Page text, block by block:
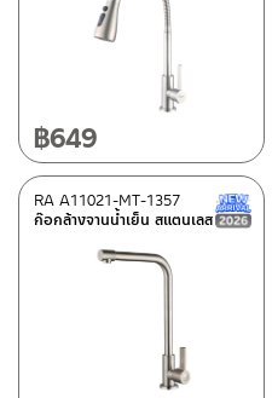
PAINI-fittings
Rasland-fittings
Special tags
REVERSE COLLECTION(5)
New Arrival สินค้าใหม่ ปี 2026
Normal stock level
฿649
ก๊อกล้างจานน้ำเย็น สแตนเลส
RA A11021-MT-1357